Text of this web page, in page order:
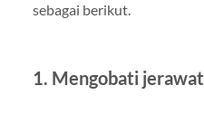
sebagai berikut.
1. Mengobati jerawat